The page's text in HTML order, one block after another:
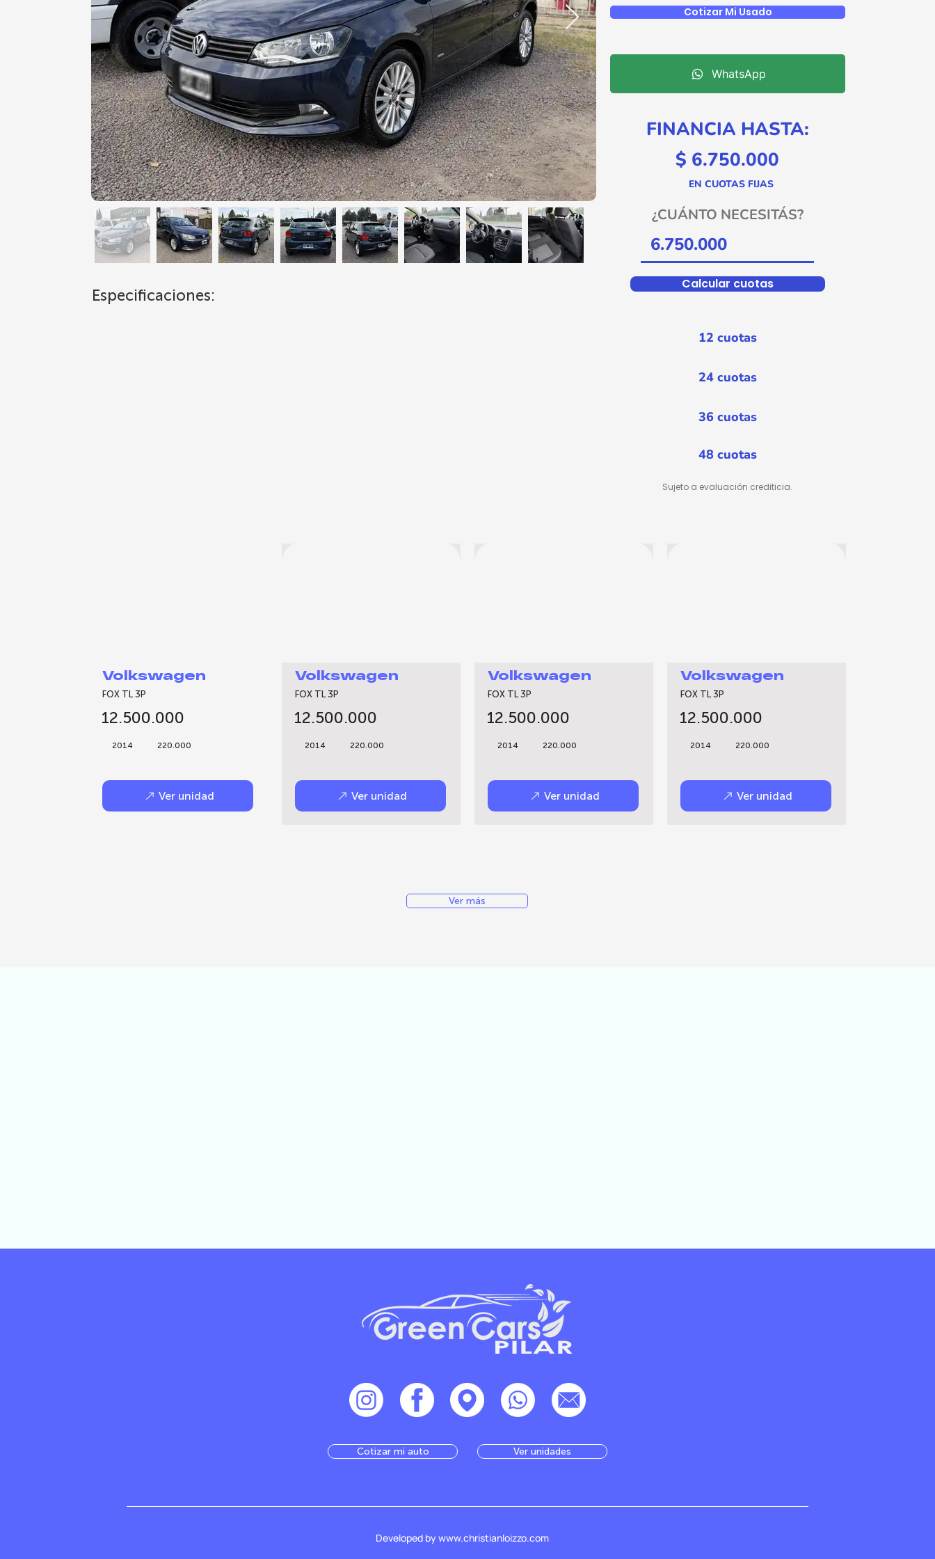
Especificaciones:
Cotizar Mi Usado
WhatsApp
FINANCIA HASTA:
$ 6.750.000
EN CUOTAS FIJAS
¿CUÁNTO NECESITÁS?
Calcular cuotas
12 cuotas
24 cuotas
36 cuotas
48 cuotas
Sujeto a evaluación crediticia.
Volkswagen
FOX TL 3P
2014 220.000
12.500.000
Ver unidad
Volkswagen
FOX TL 3P
2014 220.000
12.500.000
Ver unidad
Volkswagen
FOX TL 3P
2014 220.000
12.500.000
Ver unidad
Volkswagen
FOX TL 3P
2014 220.000
12.500.000
Ver unidad
Ver más
Cotizar mi auto Ver unidades
Developed by www.christianloizzo.com